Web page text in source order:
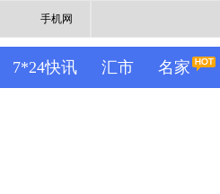
手机网
7*24快讯 汇市 名家